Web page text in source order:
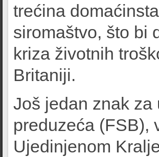
trećina
siromaštvo, što bi
kriza životnih
Britaniji.
Još jedan znak
preduzeća (FSB),
Ujedinjenom